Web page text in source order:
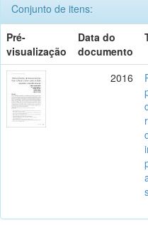
Conjunto de itens:
Pré-
visualização
Data do
documento
2016